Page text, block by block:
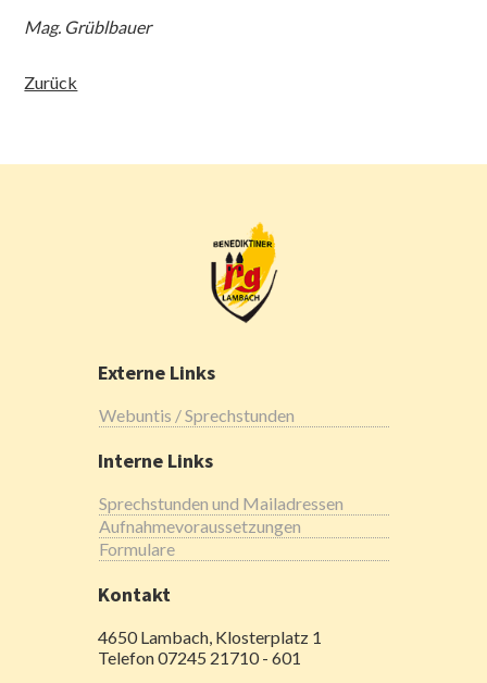
Mag. Grüblbauer
Zurück
Externe Links
Webuntis / Sprechstunden
Interne Links
Sprechstunden und Mailadressen
Aufnahmevoraussetzungen
Formulare
Kontakt
4650 Lambach, Klosterplatz 1
Telefon 07245 21710 - 601